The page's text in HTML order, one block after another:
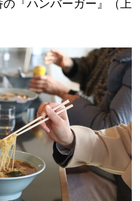
『ハンバーガー』（上